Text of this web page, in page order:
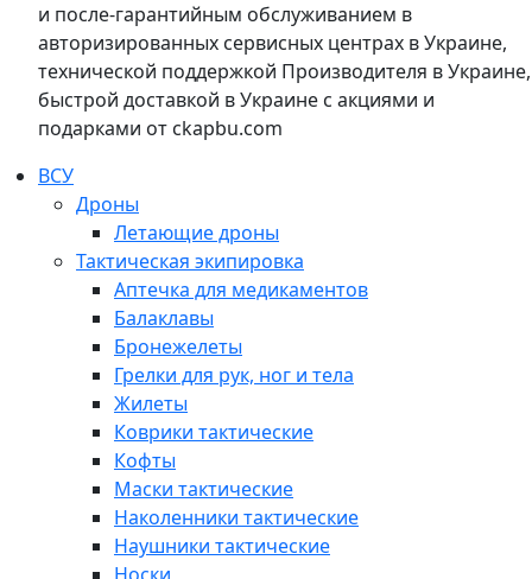
и после-гарантийным обслуживанием в
авторизированных сервисных центрах в Украине,
технической поддержкой Производителя в Украине,
быстрой доставкой в Украине с акциями и
подарками от ckapbu.com
ВСУ
Дроны
Летающие дроны
Тактическая экипировка
Аптечка для медикаментов
Балаклавы
Бронежелеты
Грелки для рук, ног и тела
Жилеты
Коврики тактические
Кофты
Маски тактические
Наколенники тактические
Наушники тактические